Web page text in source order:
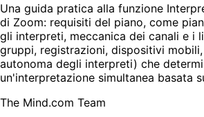
Una guida pratica alla funzione
di Zoom: requisiti del piano, come
gli interpreti, meccanica dei canali e i
gruppi, registrazioni, dispositivi
autonoma degli interpreti) che
un'interpretazione simultanea basata
The Mind.com Team